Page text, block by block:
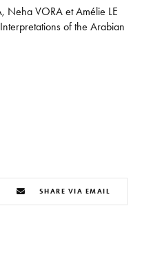
Neha VORA et Amélie LE
of the Arabian
SHARE VIA EMAIL